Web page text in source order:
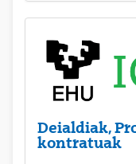
Deialdiak,
kontratuak